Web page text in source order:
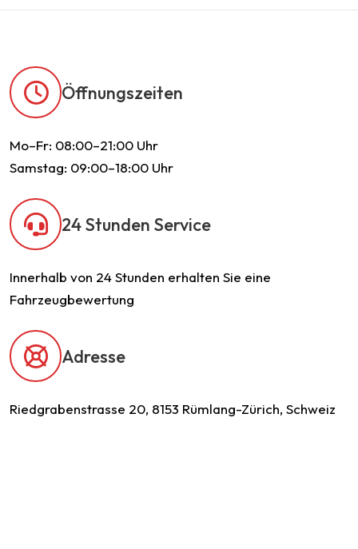
Öffnungszeiten
Mo–Fr: 08:00–21:00 Uhr
Samstag: 09:00–18:00 Uhr
24 Stunden Service
Innerhalb von 24 Stunden erhalten Sie eine
Fahrzeugbewertung
Adresse
Riedgrabenstrasse 20, 8153 Rümlang-Zürich, Schweiz